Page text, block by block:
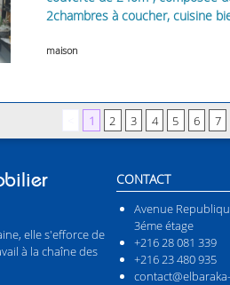
2chambres à coucher, cuisine
maison
1 2 3 4 5 6 7
elle s'efforce de
à la chaîne des
CONTACT
Avenue
3éme étage
+216 28 081 339
+216 23 480 935